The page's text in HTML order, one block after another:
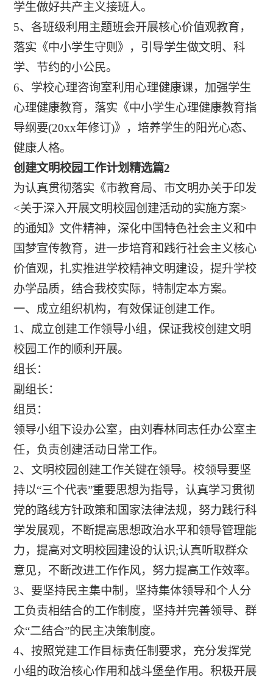
学生做好共产主义接班人。
5、各班级利用主题班会开展核心价值观教育，
落实《中小学生守则》，引导学生做文明、科
学、节约的小公民。
6、学校心理咨询室利用心理健康课，加强学生
心理健康教育，落实《中小学生心理健康教育指
导纲要(20xx年修订)》，培养学生的阳光心态、
健康人格。
创建文明校园工作计划精选篇2
为认真贯彻落实《市教育局、市文明办关于印发
<关于深入开展文明校园创建活动的实施方案>
的通知》文件精神，深化中国特色社会主义和中
国梦宣传教育，进一步培育和践行社会主义核心
价值观，扎实推进学校精神文明建设，提升学校
办学品质，结合我校实际，特制定本方案。
一、成立组织机构，有效保证创建工作。
1、成立创建工作领导小组，保证我校创建文明
校园工作的顺利开展。
组长：
副组长：
组员：
领导小组下设办公室，由刘春林同志任办公室主
任，负责创建活动日常工作。
2、文明校园创建工作关键在领导。校领导要坚
持以“三个代表”重要思想为指导，认真学习贯彻
党的路线方针政策和国家法律法规，努力践行科
学发展观，不断提高思想政治水平和领导管理能
力，提高对文明校园建设的认识;认真听取群众
意见，不断改进工作作风，努力提高工作效率。
3、要坚持民主集中制，坚持集体领导和个人分
工负责相结合的工作制度，坚持并完善领导、群
众“二结合”的民主决策制度。
4、按照党建工作目标责任制要求，充分发挥党
小组的政治核心作用和战斗堡垒作用。积极开展